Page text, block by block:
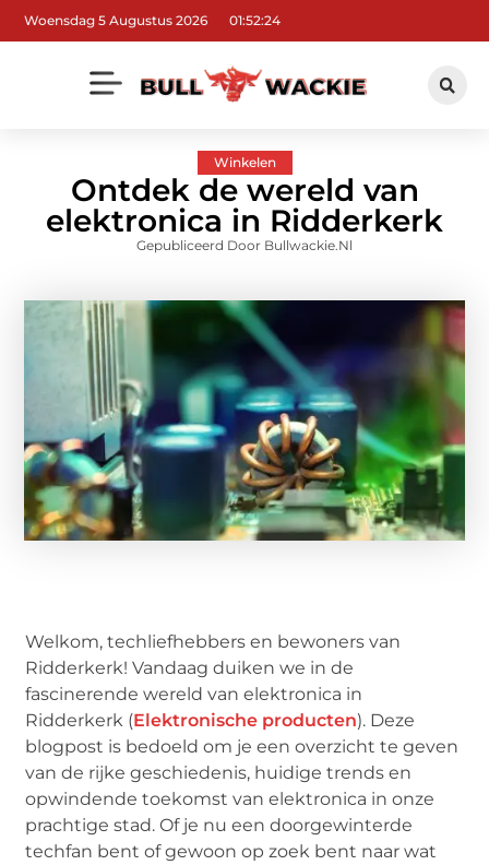
Woensdag 5 Augustus 2026 01:52:26
Winkelen
Ontdek de wereld van
elektronica in Ridderkerk
Gepubliceerd Door Bullwackie.nl
Welkom, techliefhebbers en bewoners van
Ridderkerk! Vandaag duiken we in de
fascinerende wereld van elektronica in
Ridderkerk (Elektronische producten). Deze
blogpost is bedoeld om je een overzicht te geven
van de rijke geschiedenis, huidige trends en
opwindende toekomst van elektronica in onze
prachtige stad. Of je nu een doorgewinterde
techfan bent of gewoon op zoek bent naar wat